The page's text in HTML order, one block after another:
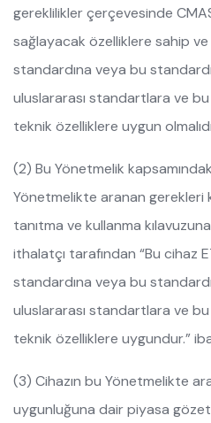
gereklilikler çerçevesinde
sağlayacak özelliklere sahip ve
standardına veya bu
uluslararası standartlara ve
teknik özelliklere uygun
(2) Bu Yönetmelik
Yönetmelikte aranan gerekleri
tanıtma ve kullanma
ithalatçı tarafından “Bu cihaz
standardına veya bu
uluslararası standartlara ve
teknik özelliklere uygundur.”
(3) Cihazın bu Yönetmelikte
uygunluğuna dair piyasa